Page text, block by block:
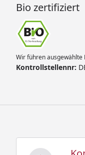
Bio zertifiziert
Wir führen ausgewählte
Kontrollstellennr: